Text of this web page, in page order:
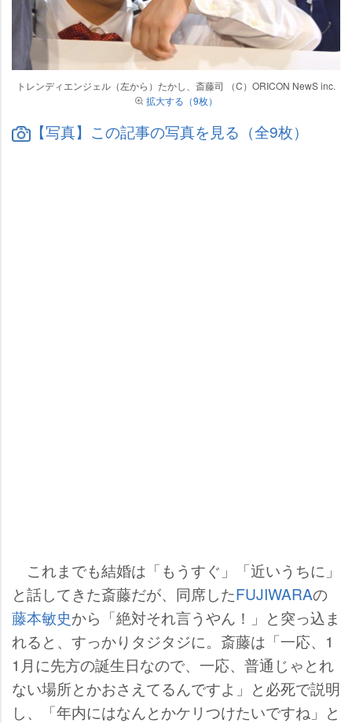
トレンディエンジェル（左から）たかし、斎藤司 （C）ORICON NewS inc.
拡大する（9枚）
【写真】この記事の写真を見る（全9枚）
これまでも結婚は「もうすぐ」「近いうちに」
と話してきた斎藤だが、同席したFUJIWARAの
藤本敏史から「絶対それ言うやん！」と突っ込ま
れると、すっかりタジタジに。斎藤は「一応、1
1月に先方の誕生日なので、一応、普通じゃとれ
ない場所とかおさえてるんですよ」と必死で説明
し、「年内にはなんとかケリつけたいですね」と